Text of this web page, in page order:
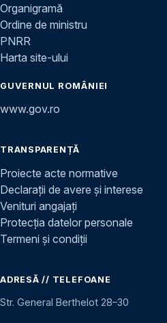
Organigramă
Ordine de ministru
PNRR
Harta site-ului
GUVERNUL ROMÂNIEI
www.gov.ro
TRANSPARENȚĂ
Proiecte acte normative
Declarații de avere și interese
Venituri angajați
Protecția datelor personale
Termeni și condiții
ADRESĂ // TELEFOANE
Str. General Berthelot 28–30